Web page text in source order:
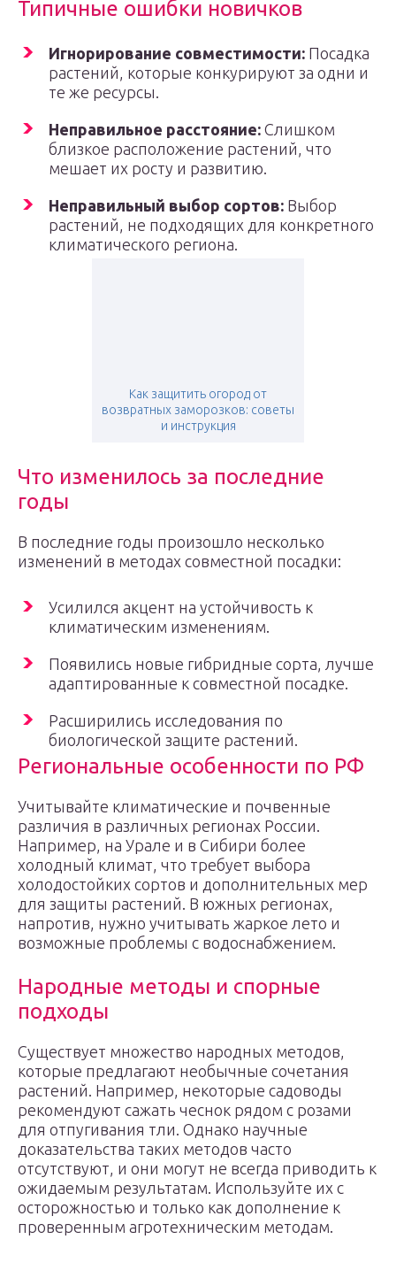
Типичные ошибки новичков
Игнорирование совместимости: Посадка
растений, которые конкурируют за одни и
те же ресурсы.
Неправильное расстояние: Слишком
близкое расположение растений, что
мешает их росту и развитию.
Неправильный выбор сортов: Выбор
растений, не подходящих для конкретного
климатического региона.
Как защитить огород от
возвратных заморозков: советы
и инструкция
Что изменилось за последние
годы
В последние годы произошло несколько
изменений в методах совместной посадки:
Усилился акцент на устойчивость к
климатическим изменениям.
Появились новые гибридные сорта, лучше
адаптированные к совместной посадке.
Расширились исследования по
биологической защите растений.
Региональные особенности по РФ
Учитывайте климатические и почвенные
различия в различных регионах России.
Например, на Урале и в Сибири более
холодный климат, что требует выбора
холодостойких сортов и дополнительных мер
для защиты растений. В южных регионах,
напротив, нужно учитывать жаркое лето и
возможные проблемы с водоснабжением.
Народные методы и спорные
подходы
Существует множество народных методов,
которые предлагают необычные сочетания
растений. Например, некоторые садоводы
рекомендуют сажать чеснок рядом с розами
для отпугивания тли. Однако научные
доказательства таких методов часто
отсутствуют, и они могут не всегда приводить к
ожидаемым результатам. Используйте их с
осторожностью и только как дополнение к
проверенным агротехническим методам.